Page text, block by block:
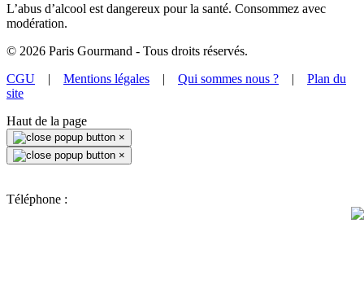
L’abus d’alcool est dangereux pour la santé. Consommez avec
modération.
© 2026 Paris Gourmand - Tous droits réservés.
CGU | Mentions légales | Qui sommes nous ? | Plan du
site
Haut de la page
×
×
Téléphone :